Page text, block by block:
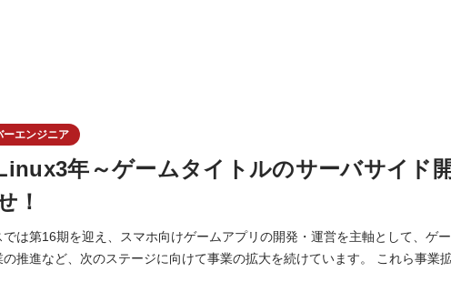
ーエンジニア
年～ゲームタイトルのサーバサイド
！
では第16期を迎え、スマホ向けゲームアプリの開発・運営を主軸として、ゲ
など、次のステージに向けて事業の拡大を続けています。 これら事業拡大に伴い「リードサ